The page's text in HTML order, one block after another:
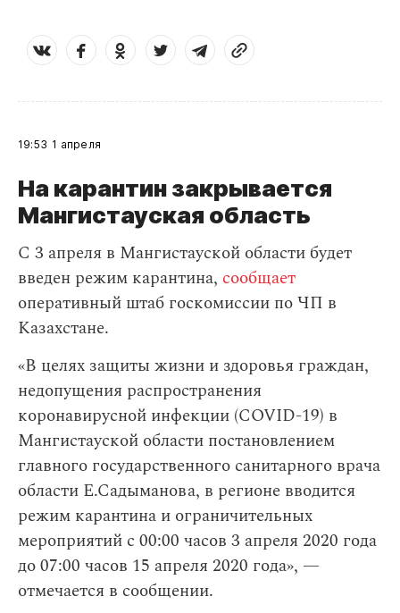
19:53 1 апреля
На карантин закрывается
Мангистауская область
С 3 апреля в Мангистауской области будет
введен режим карантина, сообщает
оперативный штаб госкомиссии по ЧП в
Казахстане.
«В целях защиты жизни и здоровья граждан,
недопущения распространения
коронавирусной инфекции (COVID-19) в
Мангистауской области постановлением
главного государственного санитарного врача
области Е.Садыманова, в регионе вводится
режим карантина и ограничительных
мероприятий с 00:00 часов 3 апреля 2020 года
до 07:00 часов 15 апреля 2020 года», —
отмечается в сообщении.